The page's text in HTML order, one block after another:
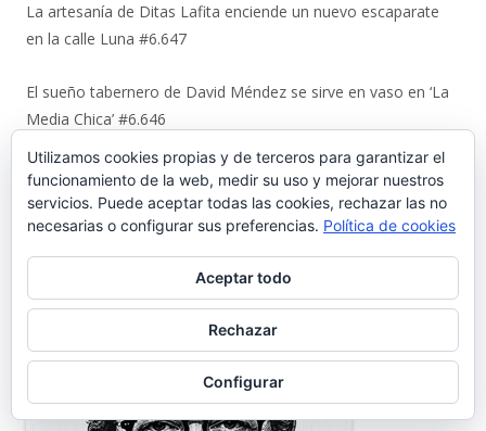
La artesanía de Ditas Lafita enciende un nuevo escaparate
en la calle Luna #6.647
El sueño tabernero de David Méndez se sirve en vaso en ‘La
Media Chica’ #6.646
Quienes somos
Director: José María Morillo
Utilizamos cookies propias y de terceros para garantizar el
funcionamiento de la web, medir su uso y mejorar nuestros
servicios. Puede aceptar todas las cookies, rechazar las no
necesarias o configurar sus preferencias. Política de cookies
Aceptar todo
Rechazar
Configurar